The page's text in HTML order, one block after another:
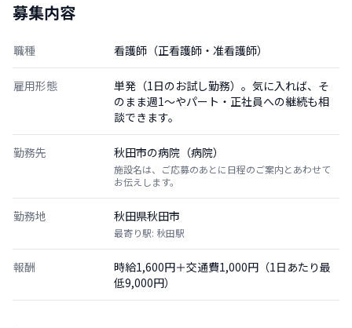
募集内容
職種 看護師（正看護師・准看護師）
雇用形態
単発（1日のお試し勤務）。気に入れば、そ
のまま週1〜やパート・正社員への継続も相
談できます。
勤務先 秋田市の病院（病院）
施設名は、ご応募のあとに日程のご案内とあわせて
お伝えします。
勤務地 秋田県秋田市
最寄り駅: 秋田駅
報酬
時給1,600円＋交通費1,000円（1日あたり最
低9,000円）